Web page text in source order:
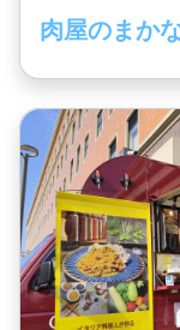
肉屋のまか